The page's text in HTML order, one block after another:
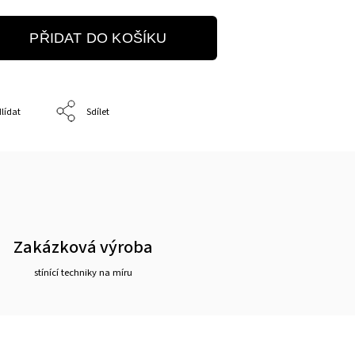
PŘIDAT DO KOŠÍKU
Sdílet
Zakázková výroba
stínící techniky na míru